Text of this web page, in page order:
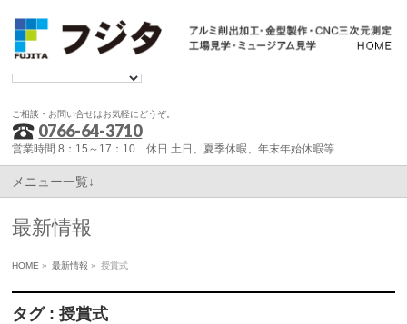
ご相談・お問い合せはお気軽にどうぞ。
0766-64-3710
営業時間 8：15～17：10 休日 土日、夏季休暇、年末年始休暇等
メニュー一覧↓
最新情報
HOME » 最新情報 » 授賞式
タグ : 授賞式